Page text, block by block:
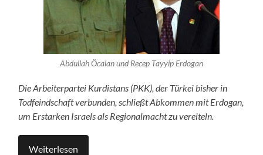
Abdullah Öcalan und Recep Tayyip Erdogan
Die Arbeiterpartei Kurdistans (PKK), der Türkei bisher in
Todfeindschaft verbunden, schließt Abkommen mit Erdogan,
um Erstarken Israels als Regionalmacht zu vereiteln.
Weiterlesen